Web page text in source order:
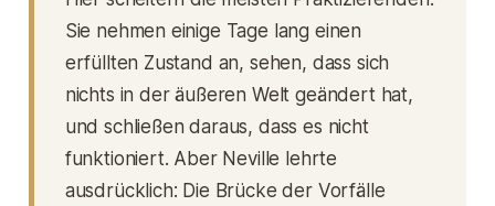
Sie nehmen einige Tage lang einen
erfüllten Zustand an, sehen, dass sich
nichts in der äußeren Welt geändert hat,
und schließen daraus, dass es nicht
funktioniert. Aber Neville lehrte
ausdrücklich: Die Brücke der Vorfälle